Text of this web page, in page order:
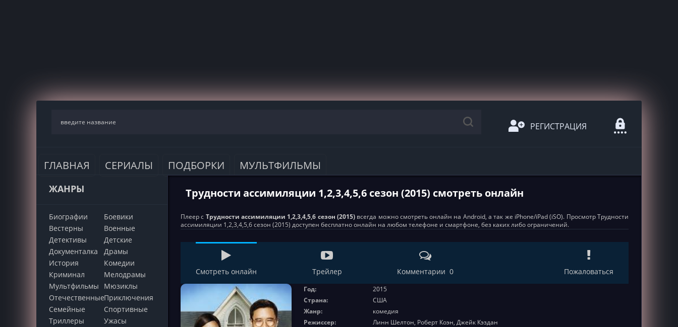
РЕГИСТРАЦИЯ
ГЛАВНАЯ СЕРИАЛЫ ПОДБОРКИ МУЛЬТФИЛЬМЫ
ЖАНРЫ
Биографии
Боевики
Вестерны
Военные
Детективы
Детские
Документалка
Драмы
История
Комедии
Криминал
Мелодрамы
Мультфильмы
Мюзиклы
ОтечественныеПриключения
Семейные
Cпортивные
Триллеры
Ужасы
Трудности ассимиляции 1,2,3,4,5,6 сезон (2015) смотреть онлайн
Плеер с Трудности ассимиляции 1,2,3,4,5,6 сезон (2015)всегда можно смотреть онлайн на Android, а так же iPhone/iPad (iSO). Просмотр Трудности
ассимиляции 1,2,3,4,5,6 сезон (2015) доступен бесплатно онлайн на любом телефоне и смартфоне, без каких либо ограничений.
Смотреть онлайн Трейлер Комментарии 0 Пожаловаться
Год:
2015
Страна:
США
Жанр:
комедия
Режиссер:
Линн Шелтон, Роберт Коэн, Джейк Кэздан